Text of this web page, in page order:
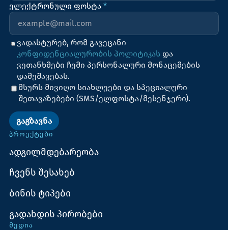
ელექტრონული ფოსტა *
ვადასტურებ, რომ გავეცანი
კონფიდენციალურობის პოლიტიკას და
ვეთანხმები ჩემი პერსონალური მონაცემების
დამუშავებას.
მსურს მივიღო სიახლეები და სპეციალური
შეთავაზებები (SMS/ელფოსტა/მესენჯერი).
ᲒᲐᲒᲖᲐᲕᲜᲐ
ᲞᲠᲝᲔᲥᲢᲔᲑᲘ
ადგილმდებარეობა
ჩვენს შესახებ
ბინის ტიპები
გადახდის პირობები
ᲛᲔᲓᲘᲐ